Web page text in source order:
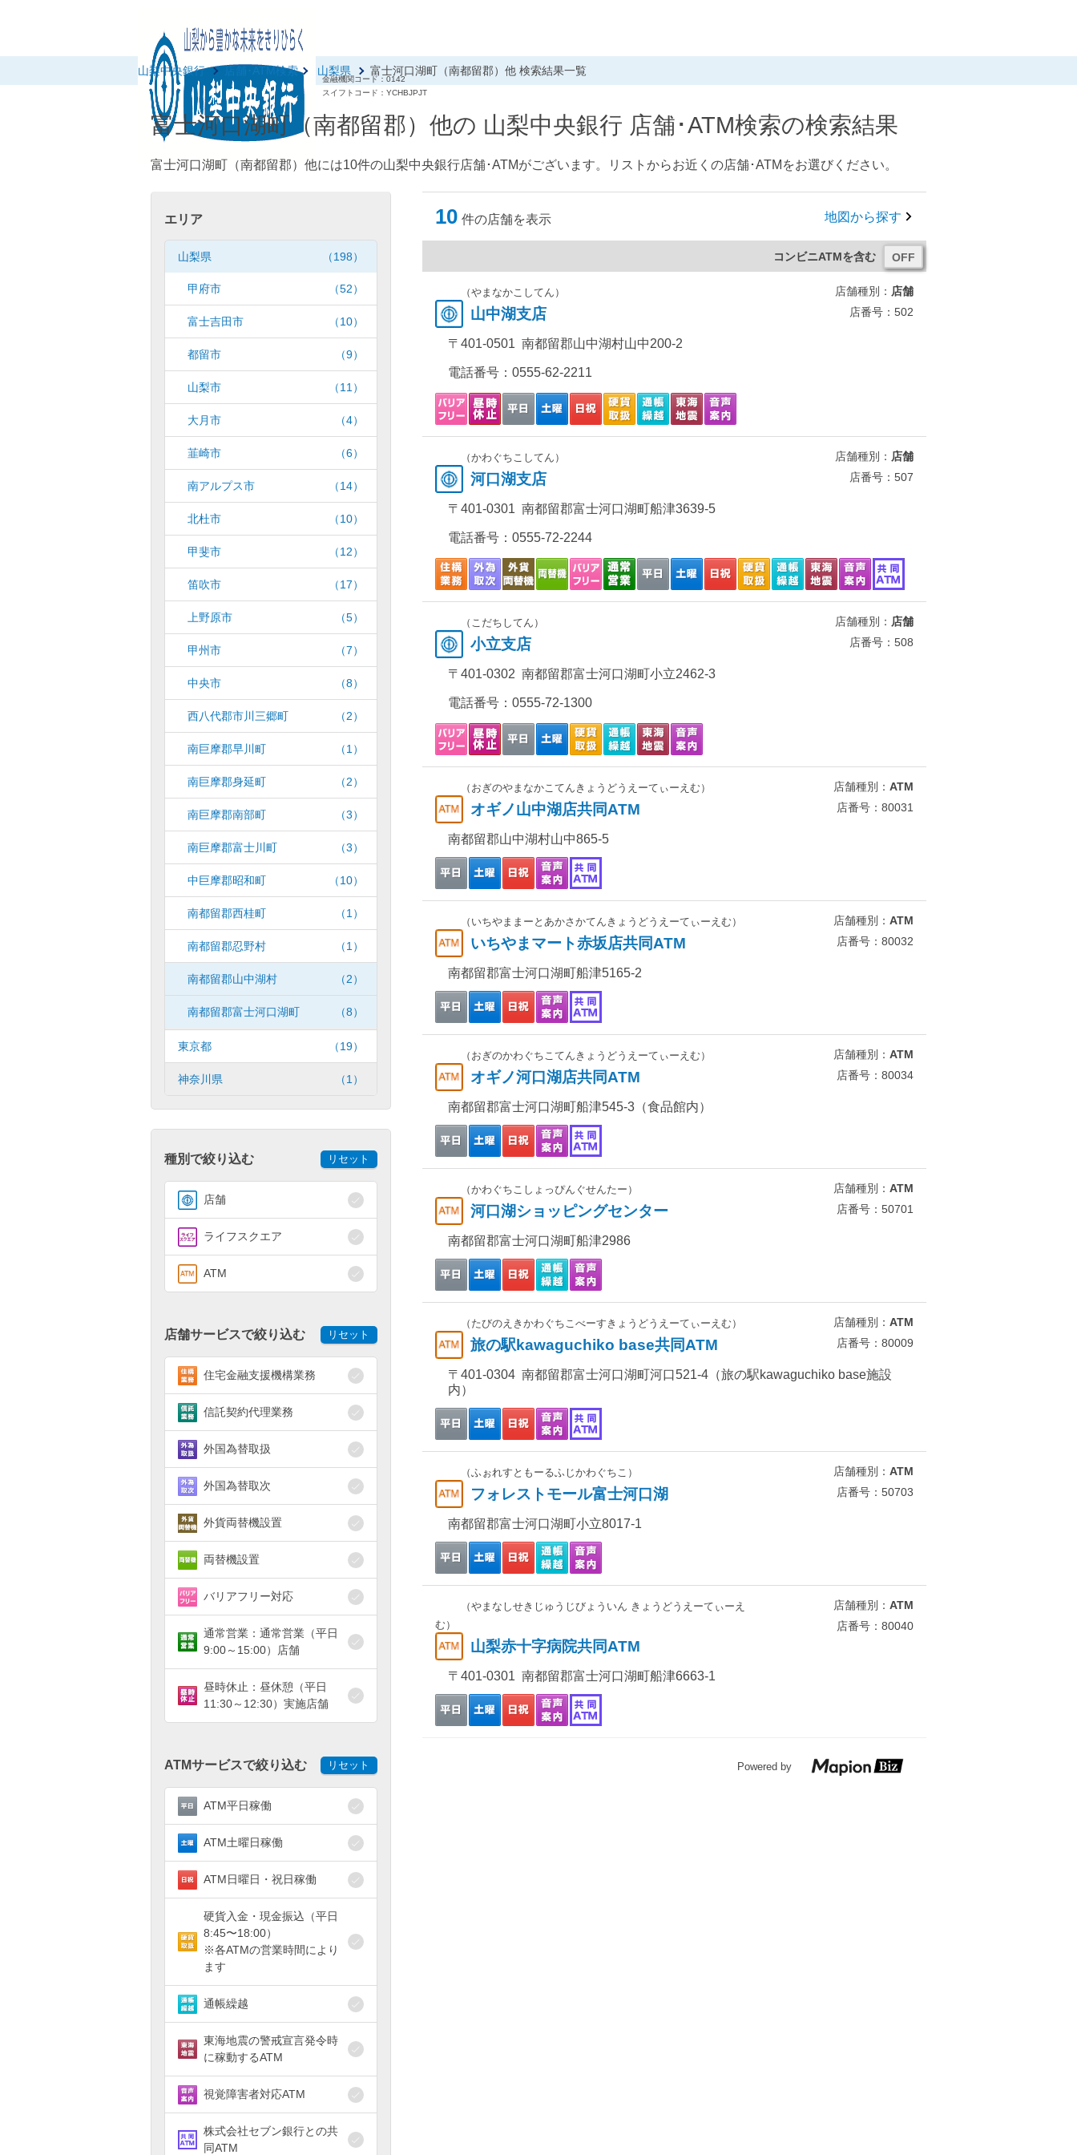
金融機関コード：0142
スイフトコード：YCHBJPJT
山梨中央銀行 店舗･ATM検索 山梨県 富士河口湖町（南都留郡）他 検索結果一覧
富士河口湖町（南都留郡）他の 山梨中央銀行 店舗･ATM検索の検索結果
富士河口湖町（南都留郡）他には10件の山梨中央銀行店舗･ATMがございます。リストからお近くの店舗･ATMをお選びください。
エリア
山梨県 （198）
甲府市 （52）
富士吉田市 （10）
都留市 （9）
山梨市 （11）
大月市 （4）
韮崎市 （6）
南アルプス市 （14）
北杜市 （10）
甲斐市 （12）
笛吹市 （17）
上野原市 （5）
甲州市 （7）
中央市 （8）
西八代郡市川三郷町 （2）
南巨摩郡早川町 （1）
南巨摩郡身延町 （2）
南巨摩郡南部町 （3）
南巨摩郡富士川町 （3）
中巨摩郡昭和町 （10）
南都留郡西桂町 （1）
南都留郡忍野村 （1）
南都留郡山中湖村 （2）
南都留郡富士河口湖町 （8）
東京都 （19）
神奈川県 （1）
種別で絞り込む リセット
店舗
ライフスクエア
ATM
店舗サービスで絞り込む リセット
住宅金融支援機構業務
信託契約代理業務
外国為替取扱
外国為替取次
外貨両替機設置
両替機設置
バリアフリー対応
通常営業：通常営業（平日
9:00～15:00）店舗
昼時休止：昼休憩（平日
11:30～12:30）実施店舗
ATMサービスで絞り込む リセット
ATM平日稼働
ATM土曜日稼働
ATM日曜日・祝日稼働
硬貨入金・現金振込（平日
8:45〜18:00）
※各ATMの営業時間により
ます
通帳繰越
東海地震の警戒宣言発令時
に稼動するATM
視覚障害者対応ATM
株式会社セブン銀行との共
同ATM
10 件の店舗を表示 地図から探す
コンビニATMを含む
（やまなかこしてん）
山中湖支店
店舗種別： 店舗
店番号：502
〒401-0501 南都留郡山中湖村山中200-2
電話番号： 0555-62-2211
（かわぐちこしてん）
河口湖支店
店舗種別： 店舗
店番号：507
〒401-0301 南都留郡富士河口湖町船津3639-5
電話番号： 0555-72-2244
（こだちしてん）
小立支店
店舗種別： 店舗
店番号：508
〒401-0302 南都留郡富士河口湖町小立2462-3
電話番号： 0555-72-1300
（おぎのやまなかこてんきょうどうえーてぃーえむ）
オギノ山中湖店共同ATM
店舗種別： ATM
店番号：80031
南都留郡山中湖村山中865-5
（いちやままーとあかさかてんきょうどうえーてぃーえむ）
いちやまマート赤坂店共同ATM
店舗種別： ATM
店番号：80032
南都留郡富士河口湖町船津5165-2
（おぎのかわぐちこてんきょうどうえーてぃーえむ）
オギノ河口湖店共同ATM
店舗種別： ATM
店番号：80034
南都留郡富士河口湖町船津545-3（食品館内）
（かわぐちこしょっぴんぐせんたー）
河口湖ショッピングセンター
店舗種別： ATM
店番号：50701
南都留郡富士河口湖町船津2986
（たびのえきかわぐちこべーすきょうどうえーてぃーえむ）
旅の駅kawaguchiko base共同ATM
店舗種別： ATM
店番号：80009
〒401-0304 南都留郡富士河口湖町河口521-4（旅の駅kawaguchiko base施設
内）
（ふぉれすともーるふじかわぐちこ）
フォレストモール富士河口湖
店舗種別： ATM
店番号：50703
南都留郡富士河口湖町小立8017-1
（やまなしせきじゅうじびょういん きょうどうえーてぃーえ
む）
山梨赤十字病院共同ATM
店舗種別： ATM
店番号：80040
〒401-0301 南都留郡富士河口湖町船津6663-1
Powered by